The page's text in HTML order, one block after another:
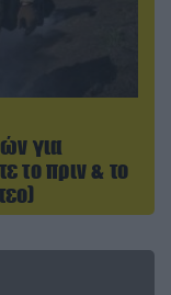
για
το πριν & το